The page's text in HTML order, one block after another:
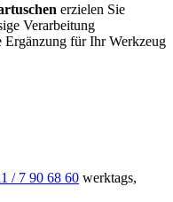
erzielen Sie
Verarbeitung
Ergänzung für Ihr Werkzeug
/ 7 90 68 60 werktags,